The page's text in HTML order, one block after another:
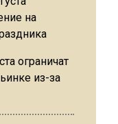
ограничат
из-за